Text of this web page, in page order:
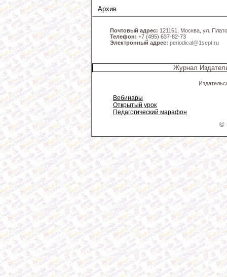
Архив
Почтовый адрес: 121151, Москва, ул.
Телефон: +7 (495) 637-82-73
Электронный адрес: periodical@1sept.ru
Журнал
Вебинары
Открытый урок
Педагогический марафон
©